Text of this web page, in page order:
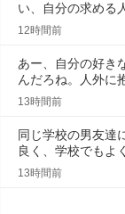
い、自分の求める
12時間前
あー、自分の好き
んだろね。人外に
13時間前
同じ学校の男友達
良く、学校でもよ
13時間前